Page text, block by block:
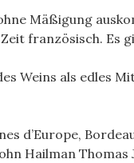
Mäßigung
französisch. Es
Weins als edles
d’Europe,
Hailman